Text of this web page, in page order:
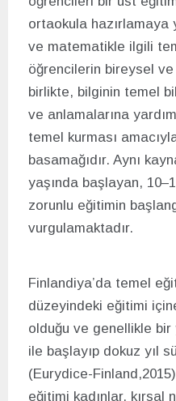
ortaokula
ve matematikle ilgili
öğrencilerin bireysel
birlikte, bilginin temel
ve anlamalarına
temel kurması
basamağıdır. Aynı
yaşında başlayan,
zorunlu eğitimin
vurgulamaktadır.
Finlandiya’da temel
düzeyindeki eğitimi
olduğu ve genellikle bir
ile başlayıp dokuz yıl
(Eurydice-
eğitimi kadınlar, kırsal